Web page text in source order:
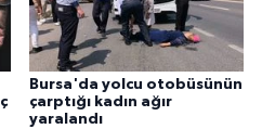
Bursa'da yolcu otobüsünün
çarptığı kadın ağır
yaralandı